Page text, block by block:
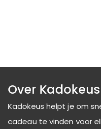
Over Kadokeus
Kadokeus helpt je om
cadeau te vinden voor